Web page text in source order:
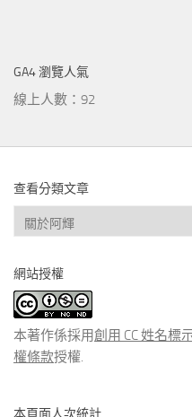
GA4 瀏覽人氣
線上人數：92
查看分類文章
查
看
類
文
章
網站授權
本著作係採用創用 CC 姓名標
權條款授權.
本頁面人次統計